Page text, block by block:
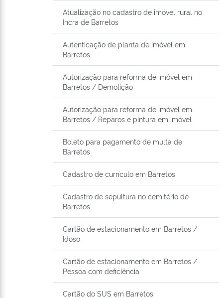
Atualização no cadastro de imóvel rural no
Incra de Barretos
Autenticação de planta de imóvel em
Barretos
Autorização para reforma de imóvel em
Barretos / Demolição
Autorização para reforma de imóvel em
Barretos / Reparos e pintura em imóvel
Boleto para pagamento de multa de
Barretos
Cadastro de currículo em Barretos
Cadastro de sepultura no cemitério de
Barretos
Cartão de estacionamento em Barretos /
Idoso
Cartão de estacionamento em Barretos /
Pessoa com deficiência
Cartão do SUS em Barretos